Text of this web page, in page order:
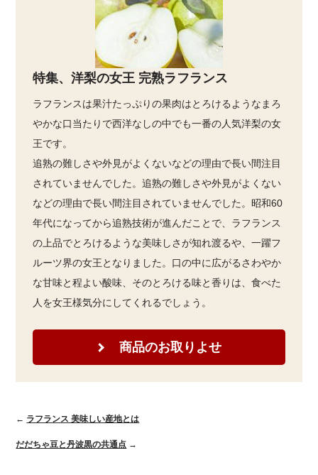
特集、洋梨の女王 完熟ラフランス
ラフランスは果汁たっぷりの果肉はとろけるようなまろ
やかな口当たりで西洋なしの中でも一番の人気洋梨の女
王です。
追熟の難しさや外見がよくないなどの理由で長い間注目
されていませんでした。追熟の難しさや外見がよくない
などの理由で長い間注目されていませんでした。昭和60
年代になってから追熟技術が進んだことで、ラフランス
の上品でとろけるような美味しさが知れ渡るや、一躍フ
ルーツ界の女王となりました。口の中に広がるさわやか
な甘味と程よい酸味、そのとろける味と香りは、食べた
人を女王様気分にしてくれるでしょう。
商品のお取りよせ
← ラフランス 美味しい産地とは
だだちゃ豆と丹波黒の共通点 →